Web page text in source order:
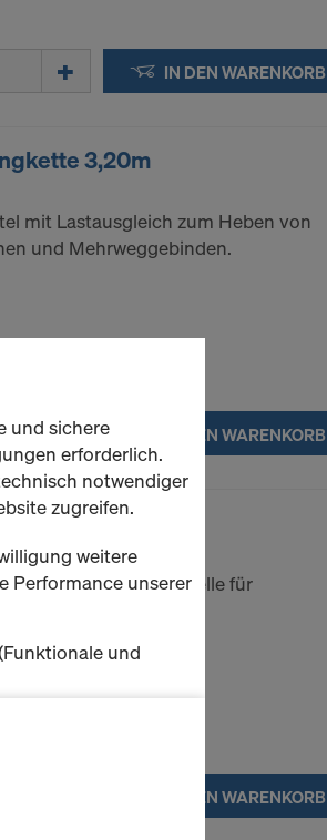
IN DEN WARENKORB
3,20m
mit Lastausgleich zum Heben von
und Mehrweggebinden.
IN DEN WARENKORB
15,0
und Aufhängestelle für
IN DEN WARENKORB
und sichere
erforderlich.
notwendiger
zugreifen.
weitere
Performance unserer
und
zu schalten
stimmen Sie der